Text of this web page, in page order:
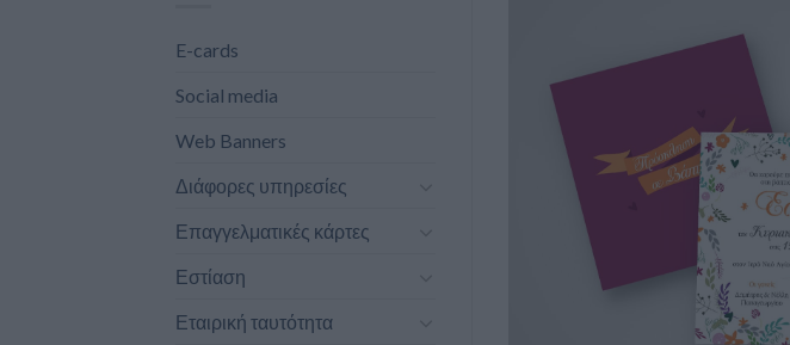
E-cards
Social media
Web Banners
Διάφορες υπηρεσίες
Επαγγελματικές κάρτες
Εστίαση
Εταιρική ταυτότητα